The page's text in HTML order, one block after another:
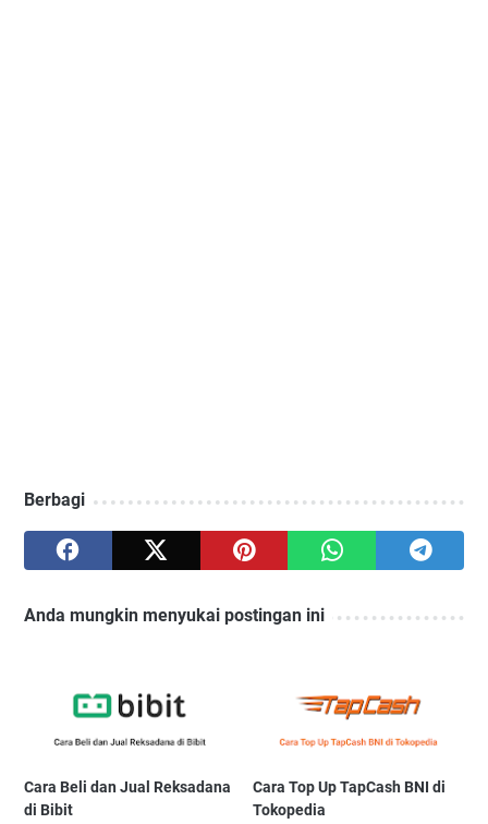
Berbagi
Anda mungkin menyukai postingan ini
Cara Beli dan Jual Reksadana
di Bibit
Cara Top Up TapCash BNI di
Tokopedia